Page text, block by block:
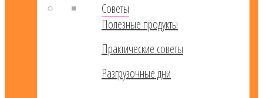
Советы
Полезные продукты
Практические советы
Разгрузочные дни